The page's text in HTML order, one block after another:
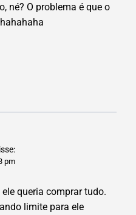
né? O problema é que o
pm
queria comprar tudo.
limite para ele